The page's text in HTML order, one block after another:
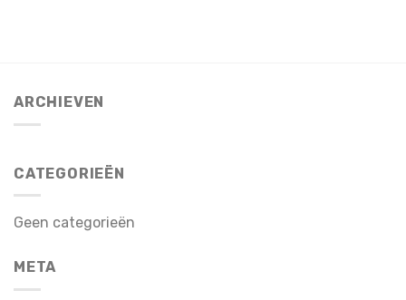
ARCHIEVEN
CATEGORIEËN
Geen categorieën
META